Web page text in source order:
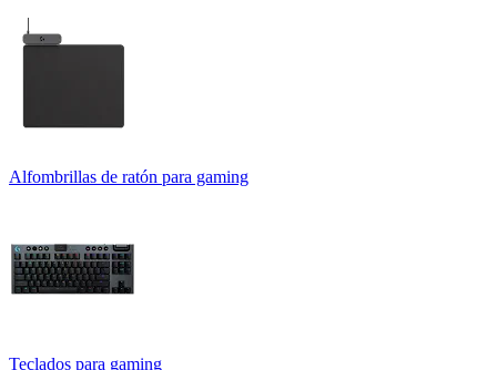
Alfombrillas de ratón para gaming
Teclados para gaming